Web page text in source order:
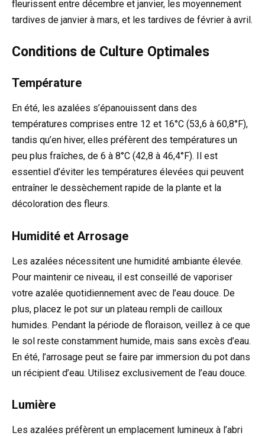
fleurissent entre décembre et janvier, les moyennement
tardives de janvier à mars, et les tardives de février à avril.
Conditions de Culture Optimales
Température
En été, les azalées s’épanouissent dans des
températures comprises entre 12 et 16°C (53,6 à 60,8°F),
tandis qu’en hiver, elles préfèrent des températures un
peu plus fraîches, de 6 à 8°C (42,8 à 46,4°F). Il est
essentiel d’éviter les températures élevées qui peuvent
entraîner le dessèchement rapide de la plante et la
décoloration des fleurs.
Humidité et Arrosage
Les azalées nécessitent une humidité ambiante élevée.
Pour maintenir ce niveau, il est conseillé de vaporiser
votre azalée quotidiennement avec de l’eau douce. De
plus, placez le pot sur un plateau rempli de cailloux
humides. Pendant la période de floraison, veillez à ce que
le sol reste constamment humide, mais sans excès d’eau.
En été, l’arrosage peut se faire par immersion du pot dans
un récipient d’eau. Utilisez exclusivement de l’eau douce.
Lumière
Les azalées préfèrent un emplacement lumineux à l’abri